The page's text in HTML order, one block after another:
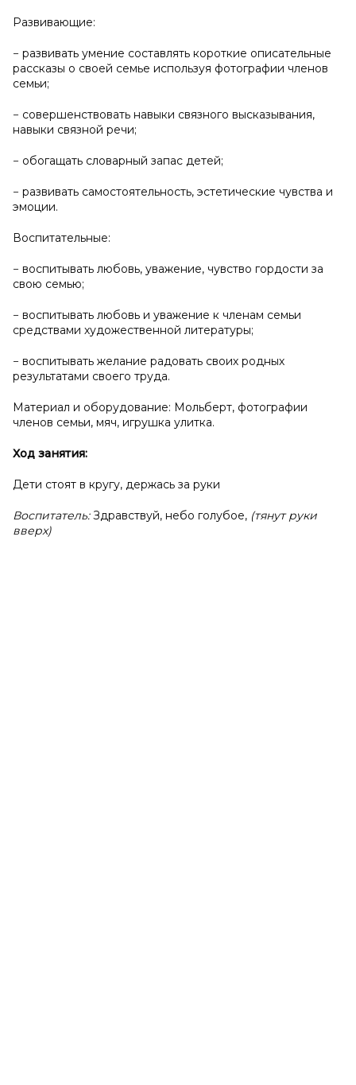
Развивающие:
− развивать умение составлять короткие описательные
рассказы о своей семье используя фотографии членов
семьи;
− совершенствовать навыки связного высказывания,
навыки связной речи;
− обогащать словарный запас детей;
− развивать самостоятельность, эстетические чувства и
эмоции.
Воспитательные:
− воспитывать любовь, уважение, чувство гордости за
свою семью;
− воспитывать любовь и уважение к членам семьи
средствами художественной литературы;
− воспитывать желание радовать своих родных
результатами своего труда.
Материал и оборудование: Мольберт, фотографии
членов семьи, мяч, игрушка улитка.
Ход занятия:
Дети стоят в кругу, держась за руки
Воспитатель:Здравствуй, небо голубое, (тянут руки
вверх)